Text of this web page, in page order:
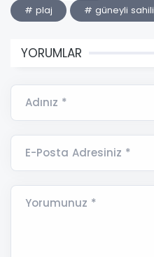
# plaj
# güneyli sahili
YORUMLAR
Adınız *
E-Posta Adresiniz *
Yorumunuz *